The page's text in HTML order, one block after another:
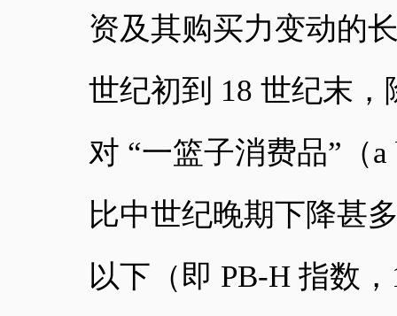
资及其购买力变动的
世纪初到 18 世纪末
对 “一篮子消费品”（a
比中世纪晚期下降甚
以下（即 PB-H 指数